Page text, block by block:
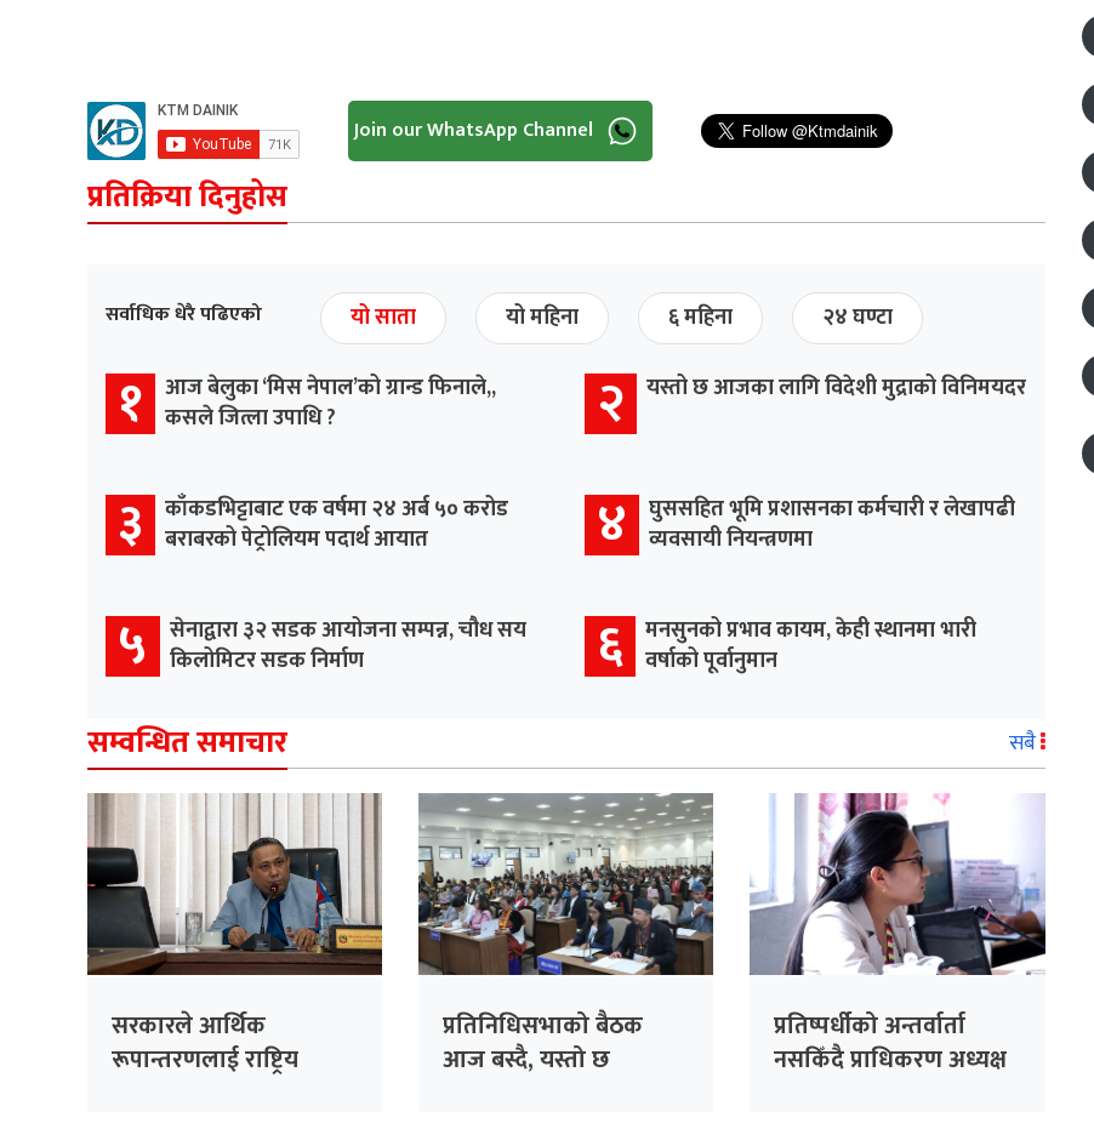
Join our WhatsApp Channel
प्रतिक्रिया दिनुहोस
सर्वाधिक धेरै पढिएको यो साता यो महिना ६ महिना २४ घण्टा
१
आज बेलुका ‘मिस नेपाल’को ग्रान्ड फिनाले,,
कसले जित्ला उपाधि ?
२ यस्तो छ आजका लागि विदेशी मुद्राको विनिमयदर
३
काँकडभिट्टाबाट एक वर्षमा २४ अर्ब ५० करोड
बराबरको पेट्रोलियम पदार्थ आयात
४
घुससहित भूमि प्रशासनका कर्मचारी र लेखापढी
व्यवसायी नियन्त्रणमा
५
सेनाद्वारा ३२ सडक आयोजना सम्पन्न, चौध सय
किलोमिटर सडक निर्माण
६ मनसुनको प्रभाव कायम, केही स्थानमा भारी
वर्षाको पूर्वानुमान
सम्वन्धित समाचार सबै
सरकारले आर्थिक
रूपान्तरणलाई राष्ट्रिय
प्रतिनिधिसभाको बैठक
आज बस्दै, यस्तो छ
प्रतिष्पर्धीको अन्तर्वार्ता
नसकिँदै प्राधिकरण अध्यक्ष